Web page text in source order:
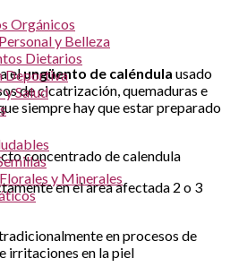
Orgánicos
y Belleza
Dietarios
Deportiva
y Salud
y Minerales
elungüento de caléndula usado
de cicatrización, quemaduras e
siempre hay que estar preparado
concentrado de calendula
en el area afectada 2 o 3
en procesos de
irritaciones en la piel